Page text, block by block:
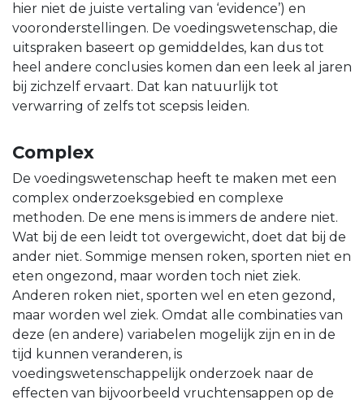
hier niet de juiste vertaling van ‘evidence’) en
vooronderstellingen. De voedingswetenschap, die
uitspraken baseert op gemiddeldes, kan dus tot
heel andere conclusies komen dan een leek al jaren
bij zichzelf ervaart. Dat kan natuurlijk tot
verwarring of zelfs tot scepsis leiden.
Complex
De voedingswetenschap heeft te maken met een
complex onderzoeksgebied en complexe
methoden. De ene mens is immers de andere niet.
Wat bij de een leidt tot overgewicht, doet dat bij de
ander niet. Sommige mensen roken, sporten niet en
eten ongezond, maar worden toch niet ziek.
Anderen roken niet, sporten wel en eten gezond,
maar worden wel ziek. Omdat alle combinaties van
deze (en andere) variabelen mogelijk zijn en in de
tijd kunnen veranderen, is
voedingswetenschappelijk onderzoek naar de
effecten van bijvoorbeeld vruchtensappen op de